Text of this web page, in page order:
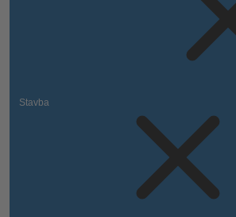
Stavba